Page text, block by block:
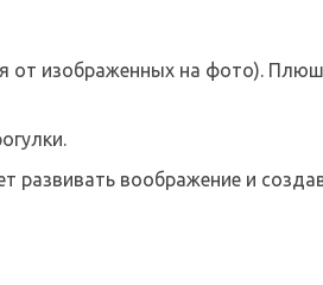
от изображенных на фото).
воображение и